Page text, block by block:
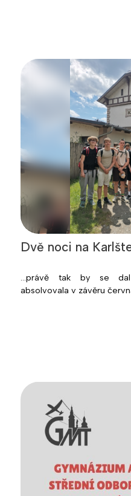
Dvě noci na
...právě tak by se
absolvovala v závěru